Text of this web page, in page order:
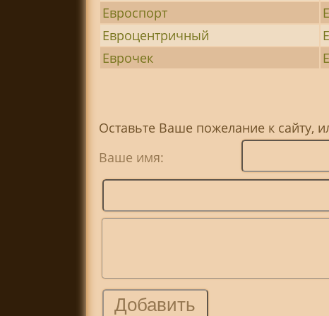
Евроспорт
Евроцентричный
Еврочек
Оставьте Ваше пожелание к сайту,
Ваше имя: